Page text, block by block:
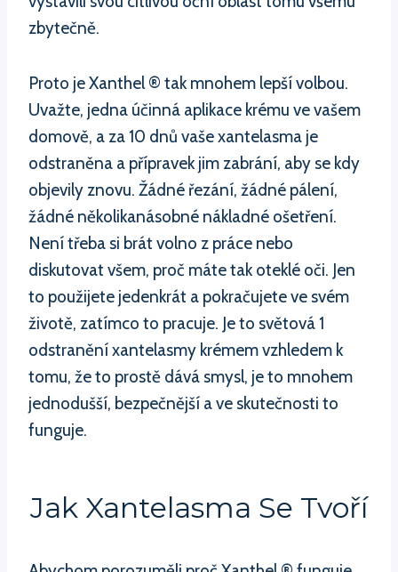
zbytečně.
Proto je Xanthel ® tak mnohem lepší volbou.
Uvažte, jedna účinná aplikace krému ve vašem
domově, a za 10 dnů vaše xantelasma je
odstraněna a přípravek jim zabrání, aby se kdy
objevily znovu. Žádné řezání, žádné pálení,
žádné několikanásobné nákladné ošetření.
Není třeba si brát volno z práce nebo
diskutovat všem, proč máte tak oteklé oči. Jen
to použijete jedenkrát a pokračujete ve svém
životě, zatímco to pracuje. Je to světová 1
odstranění xantelasmy krémem vzhledem k
tomu, že to prostě dává smysl, je to mnohem
jednodušší, bezpečnější a ve skutečnosti to
funguje.
Jak Xantelasma Se Tvoří